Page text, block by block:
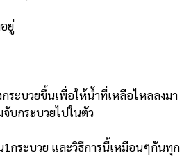
ยู่
ระบวยขึ้นเพื่อให้น้ำที่เหลือไหลลงมา
บกระบวยไปในตัว
กระบวย และวิธีการนี้เหมือนๆกันทุก